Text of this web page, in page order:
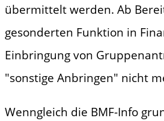
übermittelt werden. Ab
gesonderten Funktion in
Einbringung von
"sonstige Anbringen" nicht
Wenngleich die BMF-Info